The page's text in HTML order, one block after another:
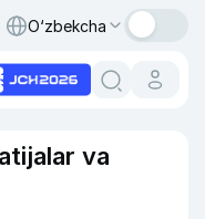
O‘zbekcha
va